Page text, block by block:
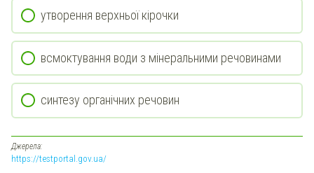
утворення верхньої кірочки
всмоктування води з мінеральними речовинами
синтезу органічних речовин
Джерела:
https://testportal.gov.ua/